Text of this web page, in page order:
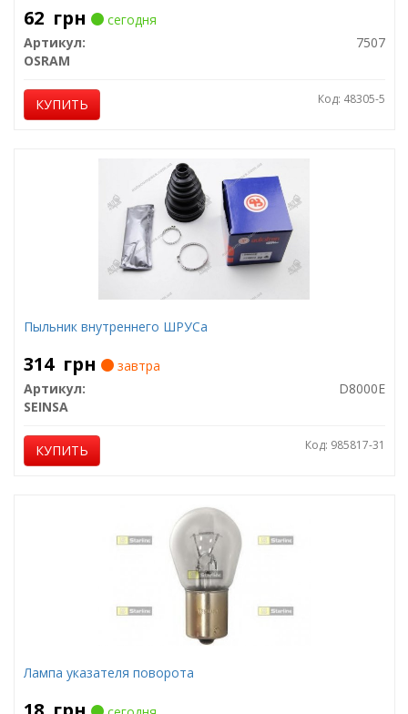
62 грн
сегодня
Артикул:
7507
OSRAM
КУПИТЬ Код: 48305-5
Пыльник внутреннего ШРУСа
314 грн
завтра
Артикул:
D8000E
SEINSA
КУПИТЬ Код: 985817-31
Лампа указателя поворота